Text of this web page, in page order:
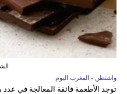
واشنطن - المغرب اليوم
توجد الأطعمة فائقة المعالجة في